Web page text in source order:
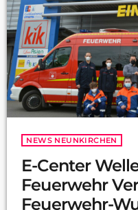
NEWS NEUNKIRCHEN
E-Center
Feuerwehr
Feuerwehr-